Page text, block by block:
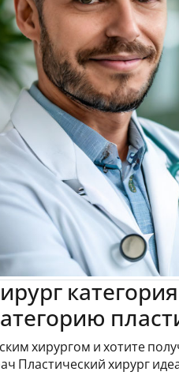
хирургом и хотите
Пластический хирург